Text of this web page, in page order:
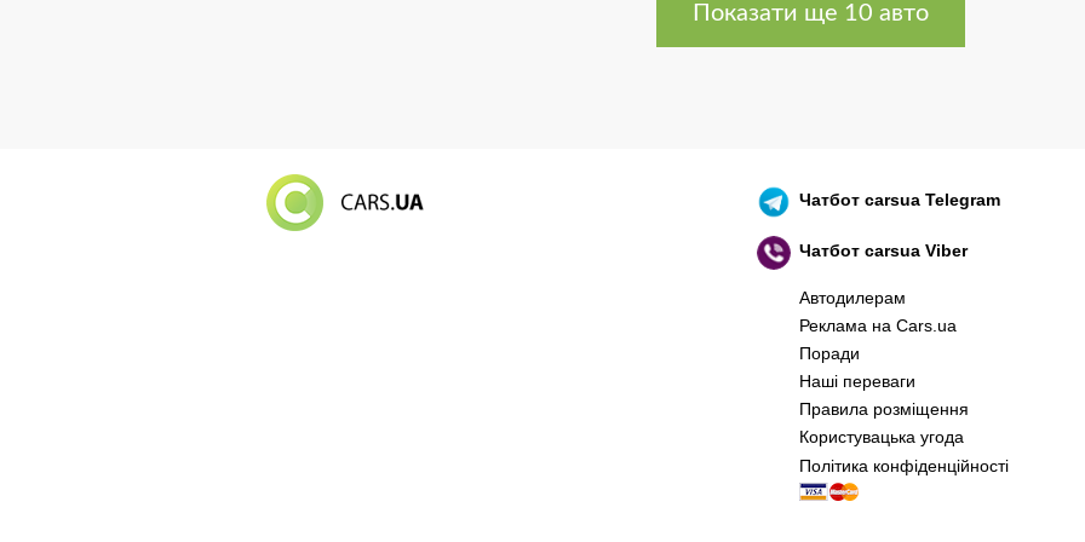
Російський воєнний корабель, іди нах..й! 🇷🇺 🚢 🖕 PS:
Показати ще 10 авто
Чатботcarsua Telegram
Чатботcarsua Viber
Автодилерам
Реклама на Cars.ua
Поради
Наші переваги
Правила розміщення
Користувацька угода
Політика конфіденційності